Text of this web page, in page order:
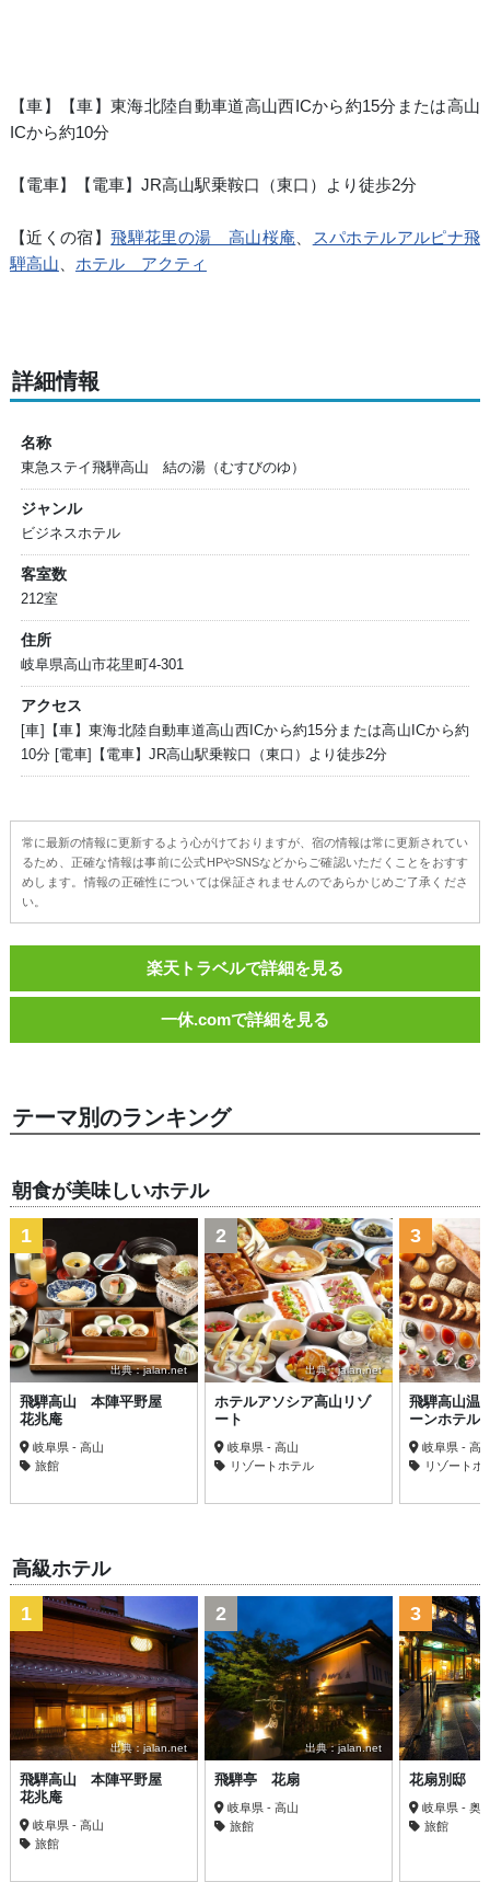
【車】【車】東海北陸自動車道高山西ICから約15分または高山
ICから約10分
【電車】【電車】JR高山駅乗鞍口（東口）より徒歩2分
【近くの宿】飛騨花里の湯 高山桜庵
スパホテルアルピナ飛
騨高山
ホテル アクティ
詳細情報
名称
東急ステイ飛騨高山 結の湯（むすびのゆ）
ジャンル
ビジネスホテル
客室数
212室
住所
岐阜県高山市花里町4-301
アクセス
[車]【車】東海北陸自動車道高山西ICから約15分または高山ICから約
10分 [電車]【電車】JR高山駅乗鞍口（東口）より徒歩2分
常に最新の情報に更新するよう心がけておりますが、宿の情報は常に更新されてい
るため、正確な情報は事前に公式HPやSNSなどからご確認いただくことをおすす
めします。情報の正確性については保証されませんのであらかじめご了承くださ
い。
楽天トラベルで詳細を見る
一休.comで詳細を見る
テーマ別のランキング
朝食が美味しいホテル
出典：jalan.net
1
飛騨高山 本陣平野屋
花兆庵
岐阜県 - 高山
旅館
出典：jalan.net
2
ホテルアソシア高山リゾ
ート
岐阜県 - 高山
リゾートホテル
3
飛騨高山温
ーンホテル
岐阜県 - 高
リゾートホ
高級ホテル
出典：jalan.net
1
飛騨高山 本陣平野屋
花兆庵
岐阜県 - 高山
旅館
出典：jalan.net
2
飛騨亭 花扇
岐阜県 - 高山
旅館
3
花扇別邸
岐阜県 - 奥
旅館